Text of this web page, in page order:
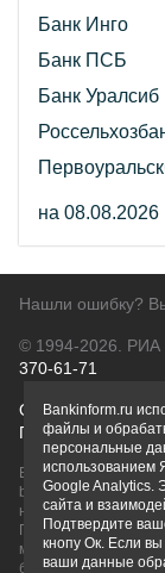
Банк Инго
Банк ПСБ
Банк Уралсиб
на 08.08.2026
Нашли ошибку?
© 1994-2026. РИА
370-61-71
О проекте
Правовая
Вся информация о
bankinform.ru, носит
не является
ГК РФ. Информация
может быть
банков или при
Bankinform.ru
файлы и
персональные
использованием
Google Analytics.
сайта и
Подтвердите
кнопу Ок. Если
ваши данные